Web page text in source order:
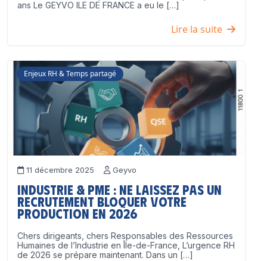
ans Le GEYVO ILE DE FRANCE a eu le […]
Lire la suite
Enjeux RH & Temps partagé
11 décembre 2025 Geyvo
Industrie & PME : ne laissez pas un
recrutement bloquer votre
production en 2026
Chers dirigeants, chers Responsables des Ressources
Humaines de l’Industrie en Île-de-France, L’urgence RH
de 2026 se prépare maintenant. Dans un […]